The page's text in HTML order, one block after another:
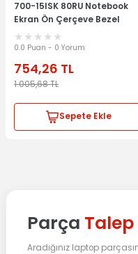
700-15ISK 80RU Notebook
Ekran Ön Çerçeve Bezel
460.06R07.0002
0.0 Puan - 0 Yorum
754,26 TL
1.005,68TL
Sepete Ekle
Parça
Aradığınız laptop